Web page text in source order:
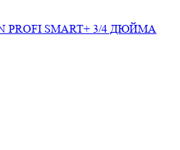
PROFI SMART+ 3/4 ДЮЙМА